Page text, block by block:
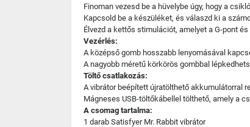
Finoman vezesd be a hüvelybe úgy, hogy a
Kapcsold be a készüléket, és válaszd ki a
Élvezd a kettős stimulációt, amelyet a G-pont
Vezérlés:
A középső gomb hosszabb lenyomásával
A nagyobb méretű körkörös gombbal
Töltő csatlakozás:
A vibrátor beépített újratölthető akkumulátorral
Mágneses USB-töltőkábellel tölthető, amely a
A csomag tartalma:
1 darab Satisfyer Mr. Rabbit vibrátor